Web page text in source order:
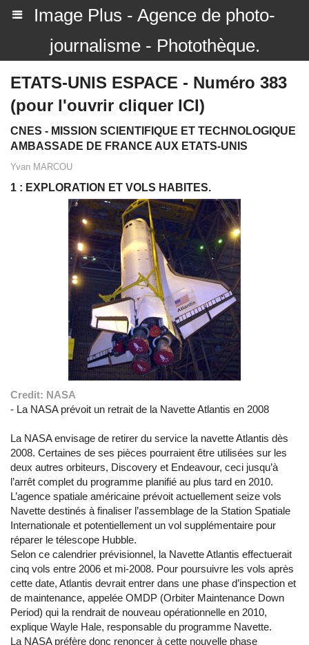
Image Plus - Agence de photo-
journalisme - Photothèque.
ETATS-UNIS ESPACE - Numéro 383
(pour l'ouvrir cliquer ICI)
CNES - MISSION SCIENTIFIQUE ET TECHNOLOGIQUE
AMBASSADE DE FRANCE AUX ETATS-UNIS
Yvan MARCOU
1 : EXPLORATION ET VOLS HABITES.
Credit: NASA
- La NASA prévoit un retrait de la Navette Atlantis en 2008
La NASA envisage de retirer du service la navette Atlantis dès
2008. Certaines de ses pièces pourraient être utilisées sur les
deux autres orbiteurs, Discovery et Endeavour, ceci jusqu’à
l’arrêt complet du programme planifié au plus tard en 2010.
L’agence spatiale américaine prévoit actuellement seize vols
Navette destinés à finaliser l’assemblage de la Station Spatiale
Internationale et potentiellement un vol supplémentaire pour
réparer le télescope Hubble.
Selon ce calendrier prévisionnel, la Navette Atlantis effectuerait
cinq vols entre 2006 et mi-2008. Pour poursuivre les vols après
cette date, Atlantis devrait entrer dans une phase d’inspection et
de maintenance, appelée OMDP (Orbiter Maintenance Down
Period) qui la rendrait de nouveau opérationnelle en 2010,
explique Wayle Hale, responsable du programme Navette.
La NASA préfère donc renoncer à cette nouvelle phase